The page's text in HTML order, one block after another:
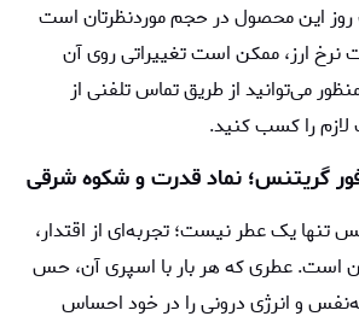
این محصول در حجم موردنظرتان است
نرخ ارز، ممکن است تغییراتی روی آن
می‌توانید از طریق تماس تلفنی از
لازم را کسب کنید.
گریتنس؛ نماد قدرت و شکوه شرقی
تنها یک عطر نیست؛ تجربه‌ای از اقتدار،
است. عطری که هر بار با اسپری آن، حس
و انرژی درونی را در خود احساس